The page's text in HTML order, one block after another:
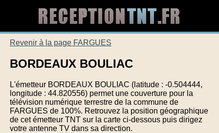
Revenir à la page FARGUES
BORDEAUX BOULIAC
L'émetteur BORDEAUX BOULIAC (latitude : -0.504444,
longitude : 44.820556) permet une couverture pour la
télévision numérique terrestre de la commune de
FARGUES de 100%. Retrouvez la position géographique
de cet émetteur TNT sur la carte ci-dessous puis dirigez
votre antenne TV dans sa direction.